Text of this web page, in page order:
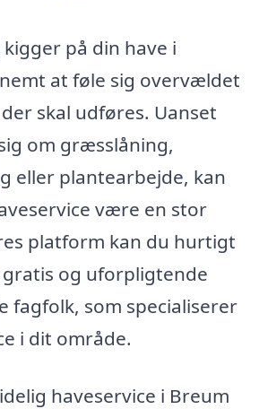
på din have i
at føle sig overvældet
skal udføres. Uanset
om græsslåning,
eller plantearbejde, kan
være en stor
platform kan du hurtigt
og uforpligtende
fagfolk, som specialiserer
i dit område.
haveservice i Breum